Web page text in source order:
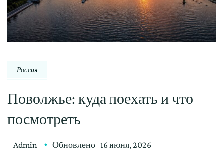
Россия
Поволжье: куда поехать и что
посмотреть
Admin Обновлено 16 июня, 2026